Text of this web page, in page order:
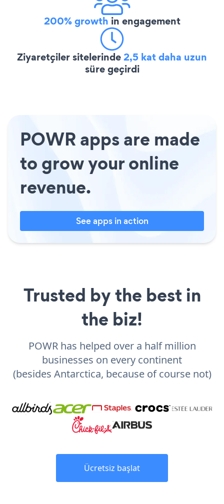
200% growth in engagement
Ziyaretçiler sitelerinde2,5 kat daha uzun
süre geçirdi
POWR apps are made
to grow your online
revenue.
See apps in action
Trusted by the best in
the biz!
POWR has helped over a half million
businesses on every continent
(besides Antarctica, because of course not)
Ücretsiz başlat